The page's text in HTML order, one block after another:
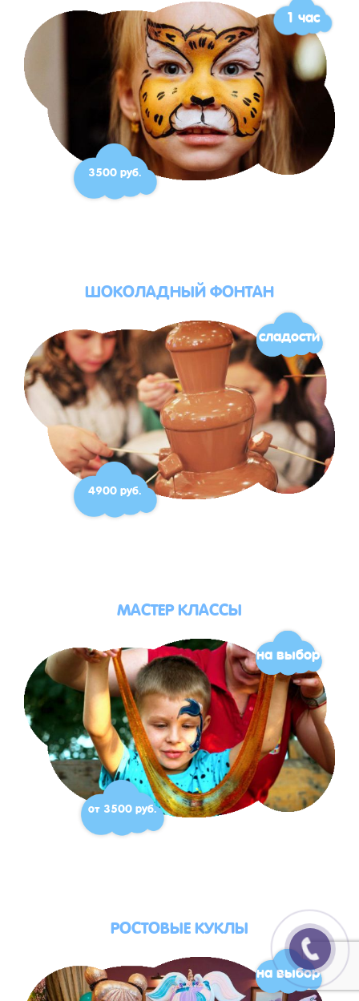
1 час
3500 руб.
ШОКОЛАДНЫЙ ФОНТАН
сладости
4900 руб.
МАСТЕР КЛАССЫ
на выбор
от 3500 руб.
РОСТОВЫЕ КУКЛЫ
на выбор